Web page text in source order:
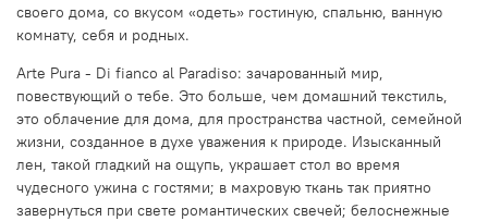
своего дома, со вкусом «одеть» гостиную, спальню, ванную
комнату, себя и родных.
Arte Pura - Di fianco al Paradiso: зачарованный мир,
повествующий о тебе. Это больше, чем домашний текстиль,
это облачение для дома, для пространства частной, семейной
жизни, созданное в духе уважения к природе. Изысканный
лен, такой гладкий на ощупь, украшает стол во время
чудесного ужина с гостями; в махровую ткань так приятно
завернуться при свете романтических свечей; белоснежные